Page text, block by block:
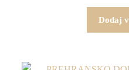
Dodaj